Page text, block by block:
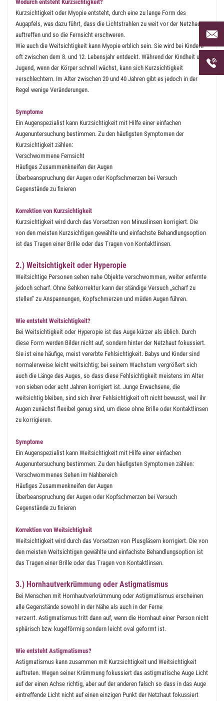
Wodurch entsteht Kurzsichtigkeit?
Kurzsichtigkeit oder Myopie entsteht, durch eine zu lange Form des
Augapfels, was dazu führt, dass die Lichtstrahlen zu weit vor der Netzhaut
auftreffen und so die Fernsicht erschweren.
Wie auch die Weitsichtigkeit kann Myopie erblich sein. Sie wird bei Kindern
oft zwischen dem 8. und 12. Lebensjahr entdeckt. Während der Kindheit und
Jugend, wenn der Körper schnell wächst, kann sich Kurzsichtigkeit
verschlechtern. Im Alter zwischen 20 und 40 Jahren gibt es jedoch in der
Regel wenige Veränderungen.
Symptome
Ein Augenspezialist kann Kurzsichtigkeit mit Hilfe einer einfachen
Augenuntersuchung bestimmen. Zu den häufigsten Symptomen der
Kurzsichtigkeit zählen:
Verschwommene Fernsicht
Häufiges Zusammenkneifen der Augen
Überbeanspruchung der Augen oder Kopfschmerzen bei Versuch
Gegenstände zu fixieren
Korrektion von Kurzsichtigkeit
Kurzsichtigkeit wird durch das Vorsetzen von Minuslinsen korrigiert. Die
von den meisten Kurzsichtigen gewählte und einfachste Behandlungsoption
ist das Tragen einer Brille oder das Tragen von Kontaktlinsen.
2.) Weitsichtigkeit oder Hyperopie
Weitsichtige Personen sehen nahe Objekte verschwommen, weiter enfernte
jedoch scharf. Ohne Sehkorrektur kann der ständige Versuch „scharf zu
stellen“ zu Anspannungen, Kopfschmerzen und müden Augen führen.
Wie entsteht Weitsichtigkeit?
Bei Weitsichtigkeit oder Hyperopie ist das Auge kürzer als üblich. Durch
diese Form werden Bilder nicht auf, sondern hinter der Netzhaut fokussiert.
Sie ist eine häufige, meist vererbte Fehlsichtigkeit. Babys und Kinder sind
normalerweise leicht weitsichtig; bei seinem Wachstum vergrößert sich
auch die Länge des Auges, so dass diese Fehlsichtigkeit meistens im Alter
von sieben oder acht Jahren korrigiert ist. Junge Erwachsene, die
weitsichtig bleiben, sind sich ihrer Fehlsichtigkeit oft nicht bewusst, weil ihr
Augen zunächst flexibel genug sind, um diese ohne Brille oder Kontaktlinsen
zu korrigieren.
Symptome
Ein Augenspezialist kann Weitsichtigkeit mit Hilfe einer einfachen
Augenuntersuchung bestimmen. Zu den häufigsten Symptomen zählen:
Verschwommenes Sehen im Nahbereich
Häufiges Zusammenkneifen der Augen
Überbeanspruchung der Augen oder Kopfschmerzen bei Versuch
Gegenstände zu fixieren
Korrektion von Weitsichtigkeit
Weitsichtigkeit wird durch das Vorsetzen von Plusgläsern korrigiert. Die von
den meisten Weitsichtigen gewählte und einfachste Behandlungsoption ist
das Tragen einer Brille oder das Tragen von Kontaktlinsen.
3.) Hornhautverkrümmung oder Astigmatismus
Bei Menschen mit Hornhautverkrümmung oder Astigmatismus erscheinen
alle Gegenstände sowohl in der Nähe als auch in der Ferne
verzerrt. Astigmatismus tritt dann auf, wenn die Hornhaut einer Person nicht
sphärisch bzw. kugelförmig sondern leicht oval geformt ist.
Wie entsteht Astigmatismus?
Astigmatismus kann zusammen mit Kurzsichtigkeit und Weitsichtigkeit
auftreten. Wegen seiner Krümmung fokussiert das astigmatische Auge Licht
auf der einen Achse richtig, aber auf der anderen falsch so dass in das Auge
eintreffende Licht nicht auf einen einzigen Punkt der Netzhaut fokussiert
Per
uns
uns